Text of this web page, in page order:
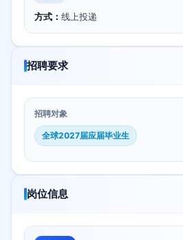
方式： 线上投递
招聘要求
招聘对象
全球2027届应届毕业生
岗位信息